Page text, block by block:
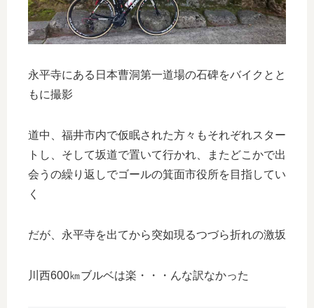
永平寺にある日本曹洞第一道場の石碑をバイクとと
もに撮影
道中、福井市内で仮眠された方々もそれぞれスター
トし、そして坂道で置いて行かれ、またどこかで出
会うの繰り返しでゴールの箕面市役所を目指してい
く
だが、永平寺を出てから突如現るつづら折れの激坂
川西600㎞ブルベは楽・・・んな訳なかった